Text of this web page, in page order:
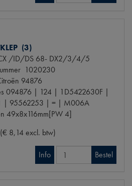
(3)
/ID/DS 68- DX2/3/4/5
1020230
94876
094876 | 124 | 1D5422630F |
| 95562253 | = | M006A
49x8x116mm[PW 4]
(€ 8,14 excl. btw)
Info Bestel